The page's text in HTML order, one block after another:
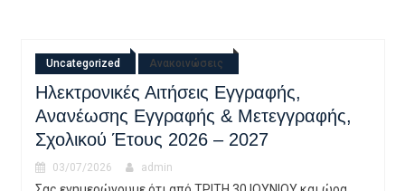
Εγκύκλιος Εγγραφών-Μετεγγραφών
30/06/2026 admin
Εγκύκλιος εγγραφών_2026-27Λήψη